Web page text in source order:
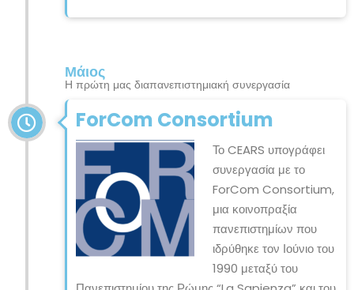
Μάιος
Η πρώτη μας διαπανεπιστημιακή συνεργασία
ForCom Consortium
Το CEARS υπογράφει
συνεργασία με το
ForCom Consortium,
μια κοινοπραξία
πανεπιστημίων που
ιδρύθηκε τον Ιούνιο του
1990 μεταξύ του